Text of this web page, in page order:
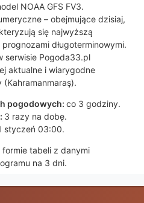
NOAA GFS FV3.
– obejmujące dzisiaj,
się najwyższą
długoterminowymi.
serwisie Pogoda33.pl
aktualne i wiarygodne
pogodowych: co 3 godziny.
3 razy na dobę.
styczeń 03:00.
tabeli z danymi
na 3 dni.